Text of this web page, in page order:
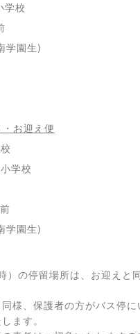
校
園生)
お迎え便
学校
園生)
）の停留場所は、お迎えと
様、保護者の方がバス停に
ます。